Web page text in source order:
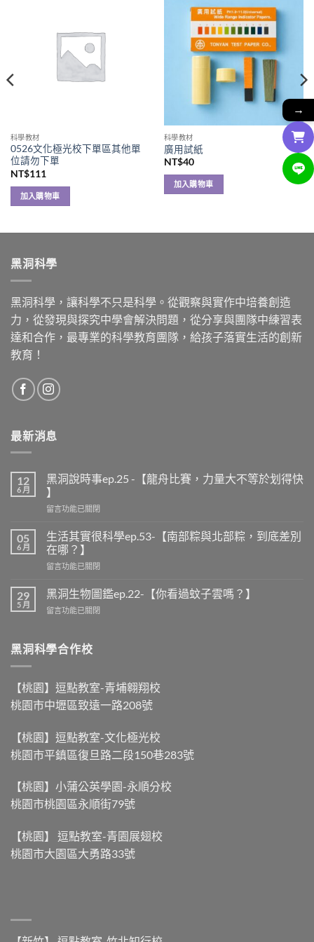
科學教材
0526文化極光校下單區其他單
位請勿下單
NT$111
加入購物車
科學教材
廣用試紙
NT$40
加入購物車
黑洞科學
黑洞科學，讓科學不只是科學。從觀察與實作中培養創造
力，從發現與探究中學會解決問題，從分享與團隊中練習表
達和合作，最專業的科學教育團隊，給孩子落實生活的創新
教育！
最新消息
12
6 月
黑洞說時事ep.25 -【龍舟比賽，力量大不等於划得快
】
在
洞
說
時
事
-
舟
力
不
等
於
得
】〉
留言功能已關閉
05
6 月
生活其實很科學ep.53-【南部粽與北部粽，到底差別
在哪？】
在
活
其
實
學
部
與
部
粽，
到
差
別
在
留言功能已關閉
29
5 月
黑洞生物圖鑑ep.22-【你看過蚊子雲嗎？】
在
生
物
鑑
ep.22-
【你
蚊
子
中
留言功能已關閉
黑洞科學合作校
【桃園】逗點教室-青埔翱翔校
桃園市中壢區致遠一路208號
【桃園】逗點教室-文化極光校
桃園市平鎮區復旦路二段150巷283號
【桃園】小蒲公英學園-永順分校
桃園市桃園區永順街79號
【桃園】 逗點教室-青園展翅校
桃園市大園區大勇路33號
→